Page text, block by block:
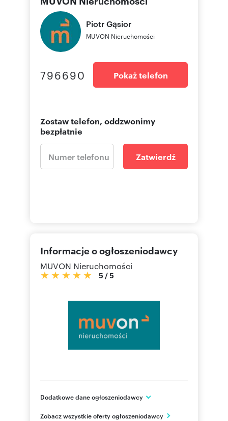
PiotrGąsior
MUVON Nieruchomości
796690 Pokaż telefon
Zostaw telefon, oddzwonimy
bezpłatnie
Zatwierdź
Informacje o ogłoszeniodawcy
MUVON Nieruchomości
5 /5
Dodatkowe dane ogłoszeniodawcy
Łódź
Zobacz wszystkie oferty ogłoszeniodawcy